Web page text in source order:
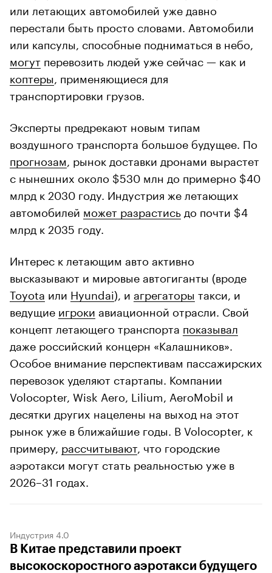
или летающих автомобилей уже давно
перестали быть просто словами. Автомобили
или капсулы, способные подниматься в небо,
могут перевозить людей уже сейчас — как и
коптеры , применяющиеся для
транспортировки грузов.
Эксперты предрекают новым типам
воздушного транспорта большое будущее. По
прогнозам , рынок доставки дронами вырастет
с нынешних около $530 млн до примерно $40
млрд к 2030 году. Индустрия же летающих
автомобилей может разрастись до почти $4
млрд к 2035 году.
Интерес к летающим авто активно
высказывают и мировые автогиганты (вроде
Toyota или Hyundai), и агрегаторы такси, и
ведущие игроки авиационной отрасли. Свой
концепт летающего транспорта показывал
даже российский концерн «Калашников».
Особое внимание перспективам пассажирских
перевозок уделяют стартапы. Компании
Volocopter, Wisk Aero, Lilium, AeroMobil и
десятки других нацелены на выход на этот
рынок уже в ближайшие годы. В Volocopter, к
примеру, рассчитывают, что городские
аэротакси могут стать реальностью уже в
2026–31 годах.
Индустрия 4.0
В Китае представили проект
высокоскоростного аэротакси будущего